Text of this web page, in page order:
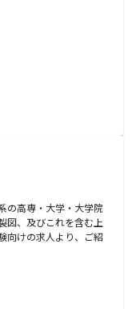
の高専・大学・大学院
図、及びこれを含む上
向けの求人より、ご紹